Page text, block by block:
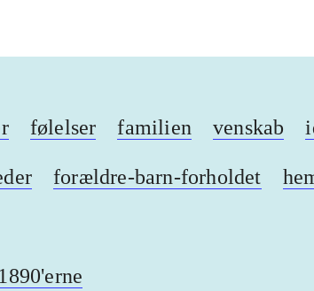
følelser familien venskab
forældre-barn-forholdet
1890'erne